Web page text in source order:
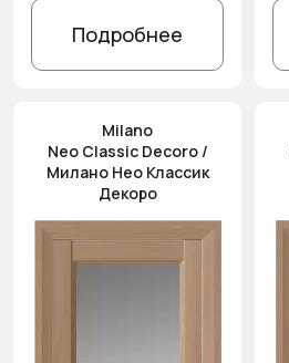
Подробнее
Milano
Neo Classic Decoro /
Милано Нео Классик
Декоро